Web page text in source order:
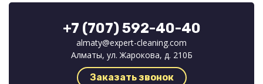
+7 (707) 592-40-40
almaty@expert-cleaning.com
Алматы, ул. Жарокова, д. 210Б
Заказать звонок